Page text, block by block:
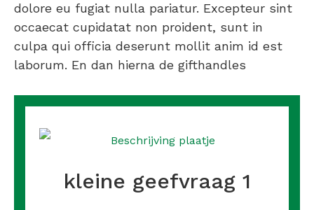
dolore eu fugiat nulla pariatur. Excepteur sint
occaecat cupidatat non proident, sunt in
culpa qui officia deserunt mollit anim id est
laborum. En dan hierna de gifthandles
kleine geefvraag 1